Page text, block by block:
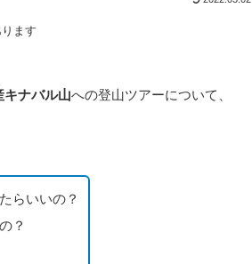
ます
キナバル山への登山ツアーについて、
らいいの？
？